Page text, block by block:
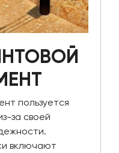
пользуется
за своей
включают